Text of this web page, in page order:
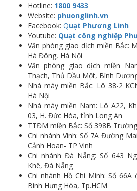
Hotline: 1800 9433
Website: phuonglinh.vn
Facebook: Quạt Phương Linh
Youtube: Quạt công nghiệp
Văn phòng giao dịch miền Bắc:
Hà Đông, Hà Nội
Văn phòng giao dịch miền
Thạch, Thủ Dầu Một, Bình
Nhà máy miền Bắc: Lô 38-2
Hà Nội
Nhà máy miền Nam: Lô A22,
03, H. Đức Hòa, tỉnh Long An
TTĐM miền Bắc: Số 398B
Chi nhánh Vinh: Số 7A Đường
Cảnh Hoan- TP Vinh
Chi nhánh Đà Nẵng: Số 643
Khê, Đà Nẵng
Chi nhánh Hồ Chí Minh: Số
Bình Hưng Hòa, Tp.HCM